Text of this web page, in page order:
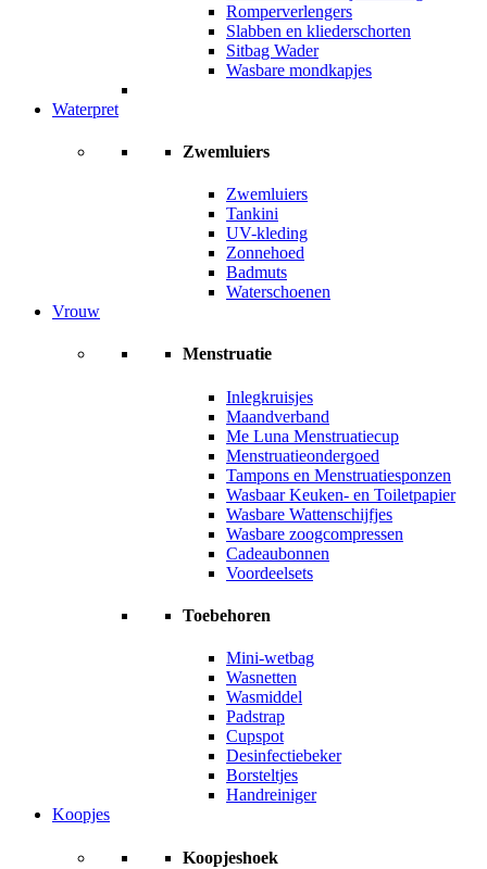
Romperverlengers
Slabben en kliederschorten
Sitbag Wader
Wasbare mondkapjes
Waterpret
Zwemluiers
Zwemluiers
Tankini
UV-kleding
Zonnehoed
Badmuts
Waterschoenen
Vrouw
Menstruatie
Inlegkruisjes
Maandverband
Me Luna Menstruatiecup
Menstruatieondergoed
Tampons en Menstruatiesponzen
Wasbaar Keuken- en Toiletpapier
Wasbare Wattenschijfjes
Wasbare zoogcompressen
Cadeaubonnen
Voordeelsets
Toebehoren
Mini-wetbag
Wasnetten
Wasmiddel
Padstrap
Cupspot
Desinfectiebeker
Borsteltjes
Handreiniger
Koopjes
Koopjeshoek